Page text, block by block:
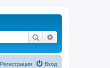
Поиск
Вход
Регистрация